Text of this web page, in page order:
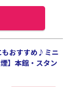
もおすすめ♪ミニ
】本館・スタン